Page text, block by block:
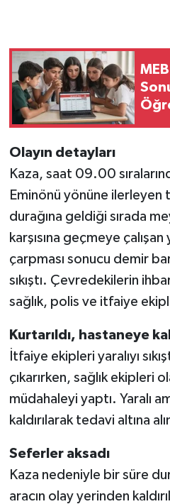
Olayın detayları
Kaza, saat 09.00
Eminönü yönüne ilerleyen
durağına geldiği sırada
karşısına geçmeye
çarpması sonucu demir
sıkıştı. Çevredekilerin
sağlık, polis ve itfaiye
Kurtarıldı, hastaneye
İtfaiye ekipleri yaralıyı
çıkarırken, sağlık ekipleri
müdahaleyi yaptı. Yaralı
kaldırılarak tedavi altına
Seferler aksadı
Kaza nedeniyle bir süre
aracın olay yerinden